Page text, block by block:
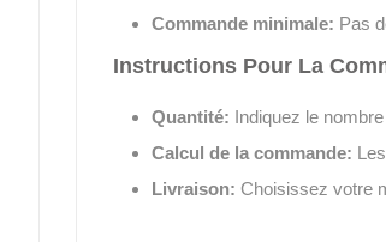
Commande minimale: Pas
Instructions Pour La
Quantité: Indiquez le
Calcul de la commande:
Livraison: Choisissez votre